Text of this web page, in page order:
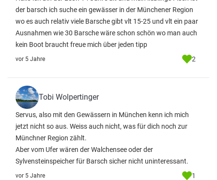
der barsch ich suche ein gewässer in der Münchener Region
wo es auch relativ viele Barsche gibt vlt 15-25 und vlt ein paar
Ausnahmen wie 30 Barsche wäre schon schön wo man auch
kein Boot braucht freue mich über jeden tipp
vor 5 Jahre 2
Tobi Wolpertinger
Servus, also mit den Gewässern in München kenn ich mich
jetzt nicht so aus. Weiss auch nicht, was für dich noch zur
Münchner Region zählt.
Aber vom Ufer wären der Walchensee oder der
Sylvensteinspeicher für Barsch sicher nicht uninteressant.
vor 5 Jahre 1